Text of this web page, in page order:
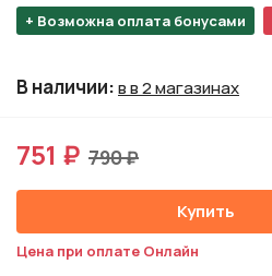
+ Возможна оплата бонусами
В наличии:в в 2 магазинах
751 ₽ 790 ₽
Купить
Цена при оплате Онлайн